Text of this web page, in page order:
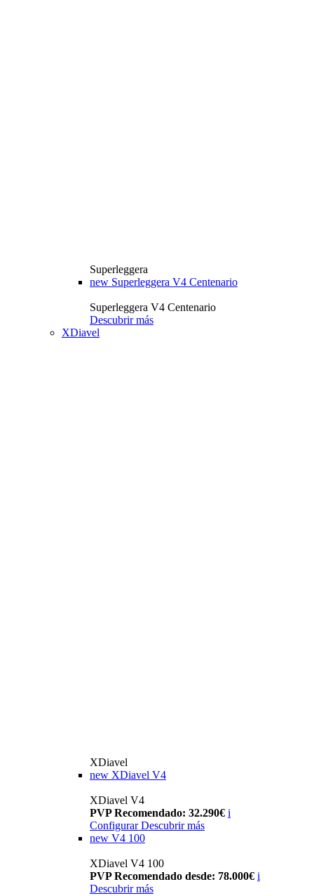
Superleggera
new Superleggera V4 Centenario
Superleggera V4 Centenario
Descubrir más
XDiavel
XDiavel
new XDiavel V4
XDiavel V4
PVP Recomendado: 32.290€ i
Configurar Descubrir más
new V4 100
XDiavel V4 100
PVP Recomendado desde: 78.000€ i
Descubrir más